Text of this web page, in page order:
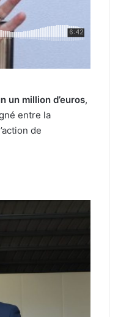
un million d’euros,
entre la
de